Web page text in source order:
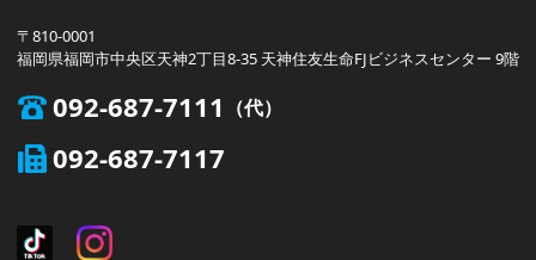
〒810-0001
福岡県福岡市中央区天神2丁目8-35 天神住友生命FJビジネスセンター 9階
092-687-7111
092-687-7117